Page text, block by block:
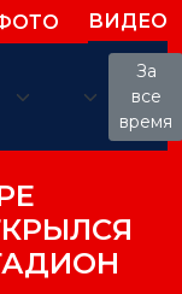
ВИДЕО
За
все
время